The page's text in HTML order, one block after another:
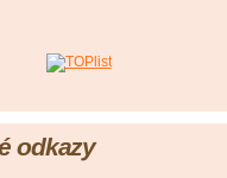
odkazy